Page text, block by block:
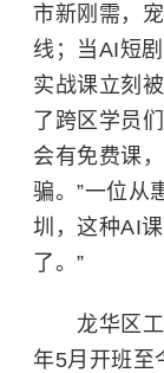
市新刚需，
线；当AI短
实战课立刻
了跨区学员
会有免费课
骗。”一位从
圳，这种AI
了。”
龙华区工
年5月开班至